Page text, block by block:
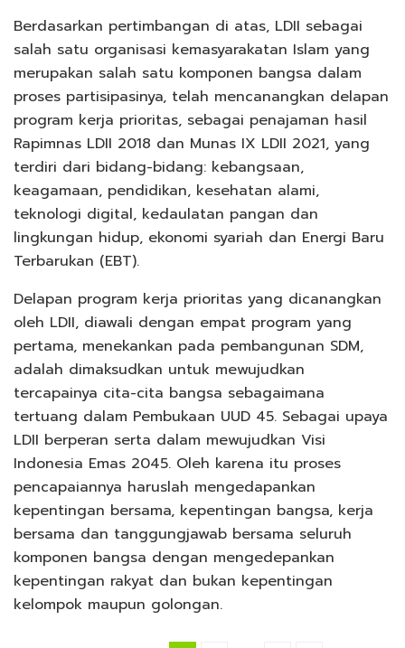
Berdasarkan pertimbangan di atas, LDII sebagai
salah satu organisasi kemasyarakatan Islam yang
merupakan salah satu komponen bangsa dalam
proses partisipasinya, telah mencanangkan delapan
program kerja prioritas, sebagai penajaman hasil
Rapimnas LDII 2018 dan Munas IX LDII 2021, yang
terdiri dari bidang-bidang: kebangsaan,
keagamaan, pendidikan, kesehatan alami,
teknologi digital, kedaulatan pangan dan
lingkungan hidup, ekonomi syariah dan Energi Baru
Terbarukan (EBT).
Delapan program kerja prioritas yang dicanangkan
oleh LDII, diawali dengan empat program yang
pertama, menekankan pada pembangunan SDM,
adalah dimaksudkan untuk mewujudkan
tercapainya cita-cita bangsa sebagaimana
tertuang dalam Pembukaan UUD 45. Sebagai upaya
LDII berperan serta dalam mewujudkan Visi
Indonesia Emas 2045. Oleh karena itu proses
pencapaiannya haruslah mengedapankan
kepentingan bersama, kepentingan bangsa, kerja
bersama dan tanggungjawab bersama seluruh
komponen bangsa dengan mengedepankan
kepentingan rakyat dan bukan kepentingan
kelompok maupun golongan.